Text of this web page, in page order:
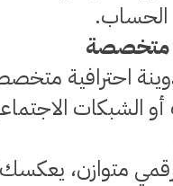
الحساب.
متخصصة
احترافية
الشبكات
متوازن،